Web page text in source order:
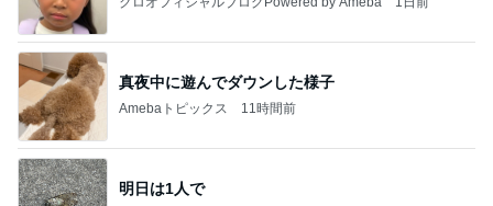
真夜中に遊んでダウンした様子
Amebaトピックス 11時間前
明日は1人で